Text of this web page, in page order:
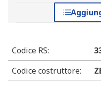
Codice RS:
Codice costruttore: